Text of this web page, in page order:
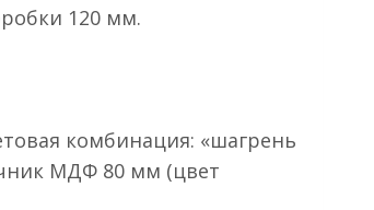
120 мм.
комбинация: «шагрень
МДФ 80 мм (цвет